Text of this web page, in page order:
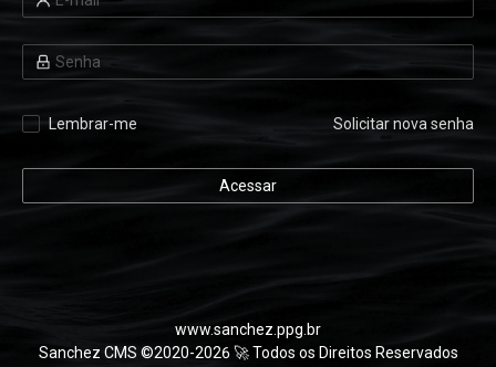
Lembrar-me Solicitar nova senha
Acessar
www.sanchez.ppg.br
Sanchez CMS ©2020-2026 🚀 Todos os Direitos Reservados